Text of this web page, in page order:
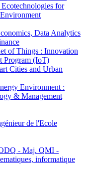
for
Data Analytics
of Things : Innovation
Program (IoT)
Cities and Urban
Environment :
& Management
de l'Ecole
- Maj. QMI -
informatique